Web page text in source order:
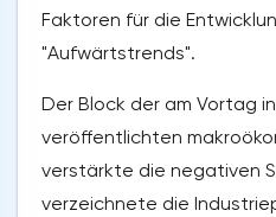
Faktoren für die
"Aufwärtstrends".
Der Block der am Vortag
veröffentlichten
verstärkte die negativen
verzeichnete die